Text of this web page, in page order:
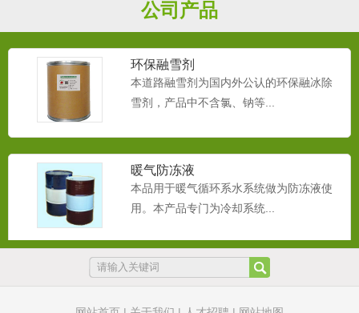
公司产品
环保融雪剂
本道路融雪剂为国内外公认的环保融冰除
雪剂，产品中不含氯、钠等...
暖气防冻液
本品用于暖气循环系水系统做为防冻液使
用。本产品专门为冷却系统...
橡胶抗静电剂
本橡胶抗静电剂主要应用于各种橡胶，轮
胎PS、ABS材料，添加...